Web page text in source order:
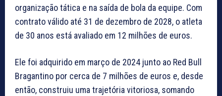
organização tática e na saída de bola da equipe. Com
contrato válido até 31 de dezembro de 2028, o atleta
de 30 anos está avaliado em 12 milhões de euros.
Ele foi adquirido em março de 2024 junto ao Red Bull
Bragantino por cerca de 7 milhões de euros e, desde
então, construiu uma trajetória vitoriosa, somando